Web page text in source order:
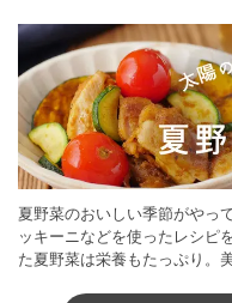
夏野菜のおいしい季節がやっ
ッキーニなどを使ったレシピ
た夏野菜は栄養もたっぷり。